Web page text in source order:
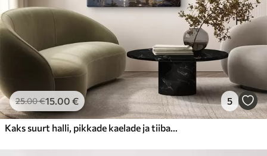
25.00€15.00 € 5
Kaks suurt halli, pikkade kaelade ja tiibadega kraanat, mis seisavad puudest ümbritsetud udujärves